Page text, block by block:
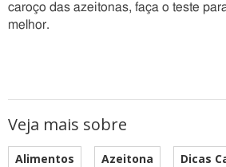
caroço das azeitonas, faça o teste
melhor.
Veja mais sobre
Alimentos Azeitona Dicas